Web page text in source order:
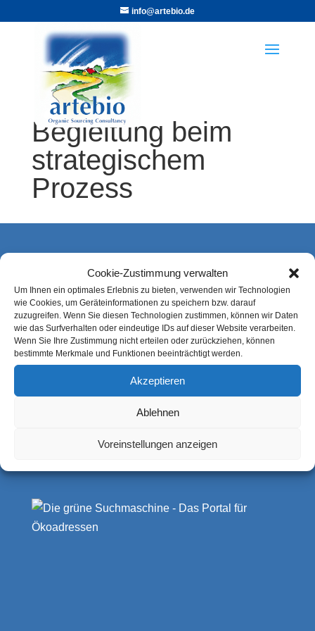
Cookie-Zustimmung verwalten
Um Ihnen ein optimales Erlebnis zu bieten, verwenden wir Technologien
wie Cookies, um Geräteinformationen zu speichern bzw. darauf
zuzugreifen. Wenn Sie diesen Technologien zustimmen, können wir Daten
wie das Surfverhalten oder eindeutige IDs auf dieser Website verarbeiten.
Wenn Sie Ihre Zustimmung nicht erteilen oder zurückziehen, können
bestimmte Merkmale und Funktionen beeinträchtigt werden.
Akzeptieren
Ablehnen
Voreinstellungen anzeigen
info@artebio.de
Begleitung beim
strategischem
Prozess
Alexandra Thöring
artebio
Kolberger Straße 7
21339 Lüneburg
https://artebio.de